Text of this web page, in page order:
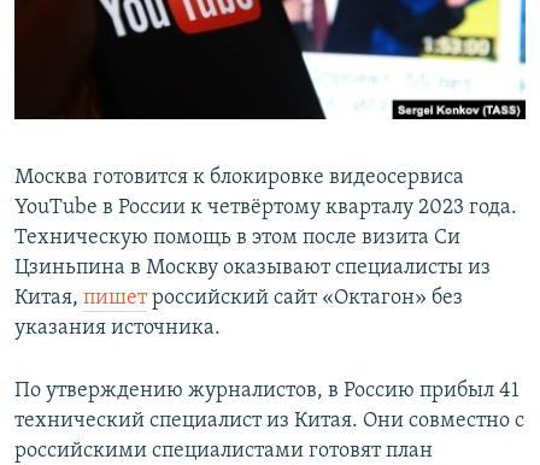
Москва готовится к блокировке видеосервиса
YouTube в России к четвёртому кварталу 2023 года.
Техническую помощь в этом после визита Си
Цзиньпина в Москву оказывают специалисты из
Китая, пишетроссийский сайт «Октагон» без
указания источника.
По утверждению журналистов, в Россию прибыл 41
технический специалист из Китая. Они совместно с
российскими специалистами готовят план